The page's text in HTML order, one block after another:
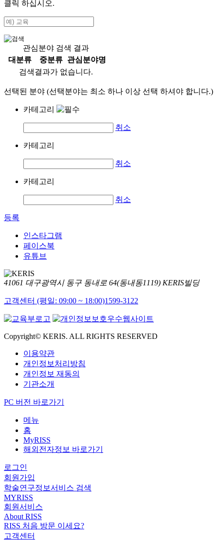
클릭 하십시오.
관심분야 검색 결과
대분류
중분류
관심분야명
검색결과가 없습니다.
선택된 분야 (선택분야는 최소 하나 이상 선택 하셔야 합니다.)
카테고리
취소
카테고리
취소
카테고리
취소
등록
인스타그램
페이스북
유튜브
41061 대구광역시 동구 동내로 64(동내동1119) KERIS빌딩
고객센터 (평일: 09:00 ~ 18:00)1599-3122
Copyright© KERIS. ALL RIGHTS RESERVED
이용약관
개인정보처리방침
개인정보 재동의
기관소개
PC 버전 바로가기
메뉴
홈
MyRISS
해외전자정보 바로가기
로그인
회원가입
학술연구정보서비스 검색
MYRISS
회원서비스
About RISS
RISS 처음 방문 이세요?
고객센터